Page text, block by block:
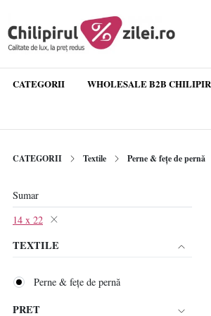
CATEGORII WHOLESALE B2B
CATEGORII Textile Perne & fețe de pernă
Sumar
14 x 22
TEXTILE
Perne & fețe de pernă
PRET